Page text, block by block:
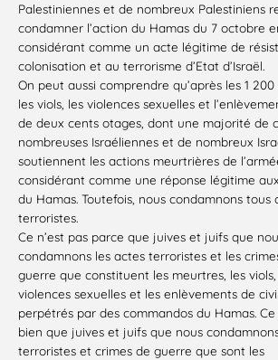
Palestiniennes et de nombreux Palestiniens
condamner l’action du Hamas du 7 octobre
considérant comme un acte légitime de
colonisation et au terrorisme d’Etat d’Israël.
On peut aussi comprendre qu’après les 1
les viols, les violences sexuelles et
de deux cents otages, dont une majorité de
nombreuses Israéliennes et de nombreux
soutiennent les actions meurtrières de
considérant comme une réponse légitime
du Hamas. Toutefois, nous condamnons tous
terroristes.
Ce n’est pas parce que juives et juifs que
condamnons les actes terroristes et les
guerre que constituent les meurtres, les viols,
violences sexuelles et les enlèvements de
perpétrés par des commandos du Hamas. Ce
bien que juives et juifs que nous
terroristes et crimes de guerre que sont les